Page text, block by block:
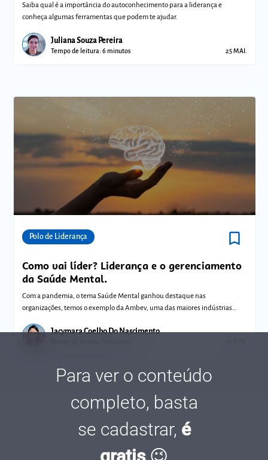
Saiba qual é a importância do autoconhecimento para a liderança e
conheça algumas ferramentas que podem te ajudar.
Juliana Souza Pereira
Tempo de leitura: 6 minutos 25 MAI.
Polo de Liderança bookmark_border
Como vai líder? Liderança e o gerenciamento
da Saúde Mental.
Com a pandemia, o tema Saúde Mental ganhou destaque nas
organizações, temos o exemplo da Ambev, uma das maiores indústrias
Jacymara Coelho Do Nascimento
Para ver o conteúdo
completo, basta
se cadastrar, é